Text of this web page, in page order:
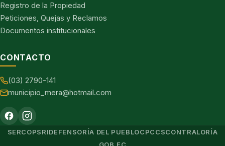
Registro de la Propiedad
Peticiones, Quejas y Reclamos
Documentos institucionales
CONTACTO
(03) 2790-141
municipio_mera@hotmail.com
SERCOPSRIDEFENSORÍA DEL PUEBLOCPCCSCONTRALORÍA